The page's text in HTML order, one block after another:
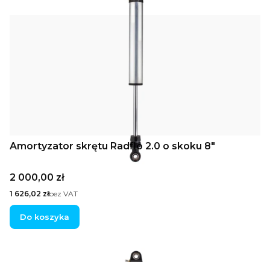
Amortyzator skrętu Radflo 2.0 o skoku 8"
Cena
2 000,00 zł
Cena
1 626,02 złbez VAT
Do koszyka